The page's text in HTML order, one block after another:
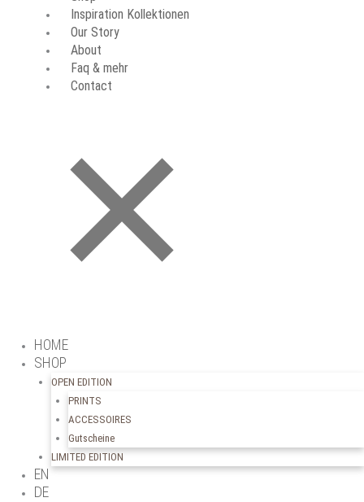
Inspiration Kollektionen
Our Story
About
Faq & mehr
Contact
HOME
SHOP
OPEN EDITION
PRINTS
ACCESSOIRES
Gutscheine
LIMITED EDITION
EN
DE